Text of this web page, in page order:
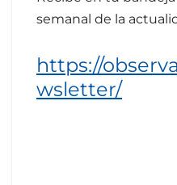
semanal de la
https://
wsletter/